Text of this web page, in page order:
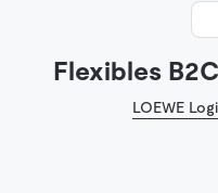
Flexibles
LOEWE